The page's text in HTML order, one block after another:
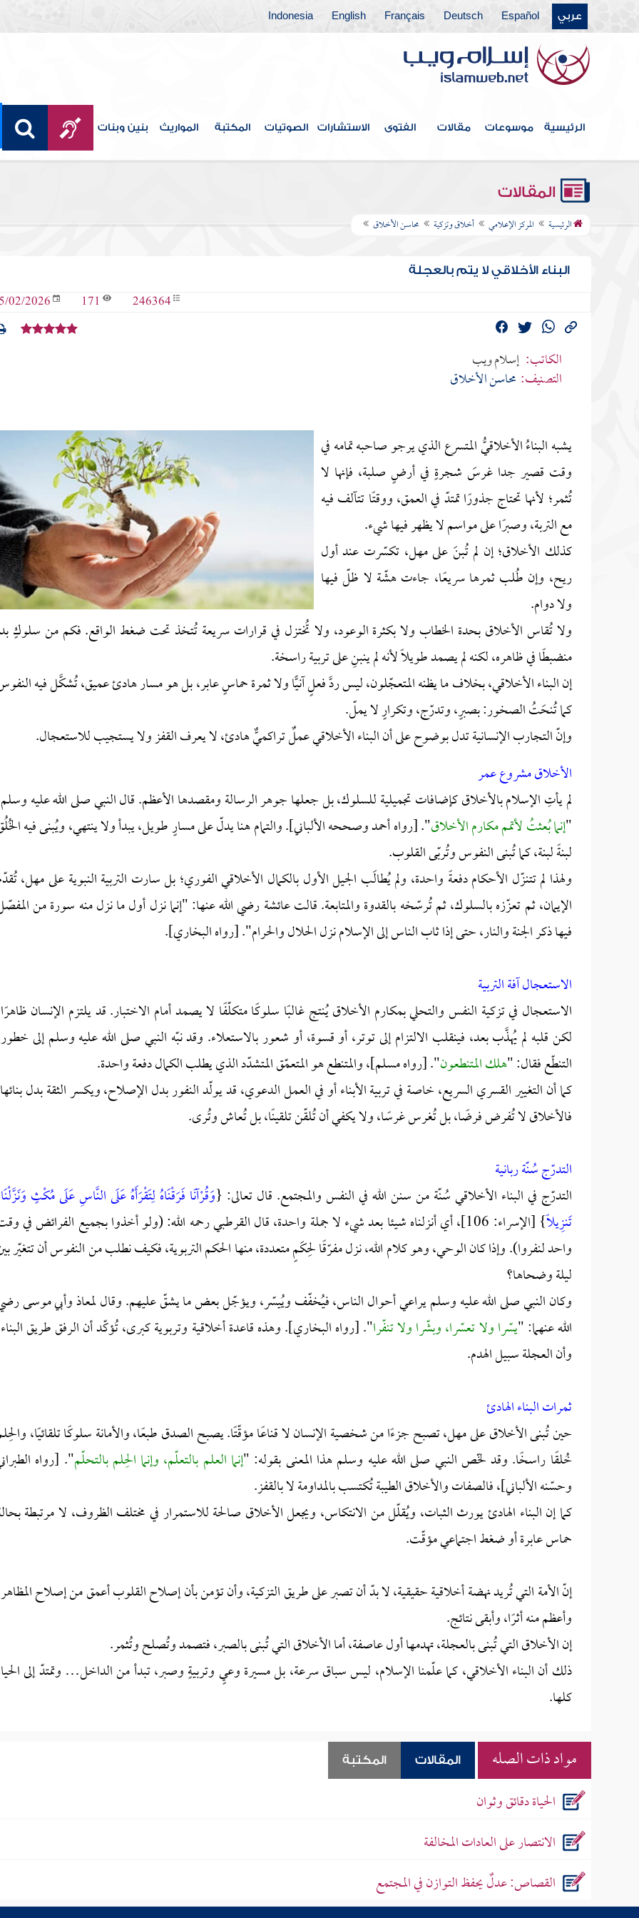
عربي Español
Deutsch
Français
English
Indonesia
الرئيسية موسوعات مقالات الفتوى الاستشارات الصوتيات المكتبة المواريث بنين وبنات
المقالات
الرئيسية المركز الإعلامي أخلاق وتزكية محاسن الأخلاق
البناء الأخلاقي لا يتم بالعجلة
246364
171
02/2026
الكاتب: إسلام ويب
التصنيف:محاسن الأخلاق
يشبه البناءُ الأخلاقيُّ المتسرع الذي يرجو صاحبه تمامه في
وقت قصير جدا غرسَ شجرةٍ في أرضٍ صلبة، فإنها لا
تُثمر؛ لأنها تحتاج جذورًا تمتدّ في العمق، ووقتًا تتآلف فيه
مع التربة، وصبرًا على مواسم لا يظهر فيها شيء.
كذلك الأخلاق؛ إن لم تُبنَ على مهل، تكسّرت عند أول
ريح، وإن طُلب ثمرها سريعًا، جاءت هشّة لا ظلّ فيها
ولا دوام.
ولا تُقاس الأخلاق بحدة الخطاب ولا بكثرة الوعود، ولا تُختزل في قرارات سريعة تُتخذ تحت ضغط الواقع. فكم من سلوكٍ
منضبطًا في ظاهره، لكنه لم يصمد طويلًا لأنه لم ينبنِ على تربية راسخة.
إن البناء الأخلاقي، بخلاف ما يظنه المتعجّلون، ليس ردَّ فعلٍ آنيًّا ولا ثمرة حماسٍ عابر، بل هو مسار هادئ عميق، تُشكَّل فيه
كما تُنحَتُ الصخور: بصبرٍ، وتدرّج، وتكرارٍ لا يملّ.
وإنّ التجارب الإنسانية تدل بوضوح على أن البناء الأخلاقي عملٌ تراكميٌّ هادئ، لا يعرف القفز ولا يستجيب للاستعجال.
الأخلاق مشروع عمر
لم يأتِ الإسلام بالأخلاق كإضافات تجميلية للسلوك، بل جعلها جوهر الرسالة ومقصدها الأعظم. قال النبي صلى الله عليه
"إنما بُعثتُ لأتمم مكارم الأخلاق". [رواه أحمد وصححه الألباني]. والتمام هنا يدلّ على مسارٍ طويل، يبدأ ولا ينتهي، ويُبنى فيه
لبنةً لبنة، كما تُبنى النفوس وتُربّى القلوب.
ولهذا لم تتنزّل الأحكام دفعةً واحدة، ولم يُطالَب الجيل الأول بالكمال الأخلاقي الفوري؛ بل سارت التربية النبوية على مهل،
الإيمان، ثم تعزّزه بالسلوك، ثم تُرسّخه بالقدوة والمتابعة. قالت عائشة رضي الله عنها: "إنما نزل أول ما نزل منه سورة من
فيها ذكر الجنة والنار، حتى إذا ثاب الناس إلى الإسلام نزل الحلال والحرام". [رواه البخاري].
الاستعجال آفة التربية
الاستعجال في تزكية النفس والتحلي بمكارم الأخلاق يُنتج غالبًا سلوكًا متكلّفًا لا يصمد أمام الاختبار. قد يلتزم الإنسان
لكن قلبه لم يُهذَّب بعد، فينقلب الالتزام إلى توتر، أو قسوة، أو شعور بالاستعلاء. وقد نبّه النبي صلى الله عليه وسلم إلى
التنطّع فقال: "هلك المتنطعون". [رواه مسلم]، والمتنطع هو المتعمّق المتشدّد الذي يطلب الكمال دفعة واحدة.
كما أن التغيير القسري السريع، خاصة في تربية الأبناء أو في العمل الدعوي، قد يولّد النفور بدل الإصلاح، ويكسر الثقة بدل
فالأخلاق لا تُفرض فرضًا، بل تُغرس غرسًا، ولا يكفي أن تُلقّن تلقينًا، بل تُعاش وتُرى.
التدرّج سُنّة ربانية
التدرّج في البناء الأخلاقي سُنّة من سنن الله في النفس والمجتمع. قال تعالى: {وَقُرْآنًا فَرَقْنَاهُ لِتَقْرَأَهُ عَلَى النَّاسِ عَلَى مُكْثٍ
تَنزِيلًا
} [الإسراء: 106]، أي أنزلناه شيئا بعد شيء لا جملة واحدة، قال القرطبي رحمه الله: (ولو أخذوا بجميع الفرائض في
واحد لنفروا). وإذا كان الوحي، وهو كلام الله، نزل مفرّقًا لحِكَمٍ متعددة، منها الحكم التربوية، فكيف نطلب من النفوس أن تتغيّر
ليلة وضحاها؟
وكان النبي صلى الله عليه وسلم يراعي أحوال الناس، فيُخفّف ويُيسّر، ويؤجّل بعض ما يشقّ عليهم. وقال لمعاذ وأبي موسى
الله عنهما: "يسّرا ولا تعسّرا، وبشّرا ولا تنفّرا". [رواه البخاري]. وهذه قاعدة أخلاقية وتربوية كبرى، تُؤكّد أن الرفق طريق
وأن العجلة سبيل الهدم.
ثمرات البناء الهادئ
حين تُبنى الأخلاق على مهل، تصبح جزءًا من شخصية الإنسان لا قناعًا مؤقّتًا. يصبح الصدق طبعًا، والأمانة سلوكًا تلقائيًا،
خُلقًا راسخًا. وقد لخّص النبي صلى الله عليه وسلم هذا المعنى بقوله: "إنما العلم بالتعلّم، وإنما الحِلم بالتحلّم". [رواه
وحسّنه الألباني]، فالصفات والأخلاق الطيبة تُكتسب بالمداومة لا بالقفز.
كما إن البناء الهادئ يورث الثبات، ويُقلّل من الانتكاس، ويجعل الأخلاق صالحة للاستمرار في مختلف الظروف، لا مرتبطة
حماس عابرة أو ضغط اجتماعي مؤقّت.
إنّ الأمة التي تُريد نهضة أخلاقية حقيقية، لا بدّ أن تصبر على طريق التزكية، وأن تؤمن بأن إصلاح القلوب أعمق من إصلاح
وأعظم منه أثرًا، وأبقى نتائج.
إن الأخلاق التي تُبنى بالعجلة، تهدمها أول عاصفة، أما الأخلاق التي تُبنى بالصبر، فتصمد وتُصلح وتُثمر.
ذلك أن البناء الأخلاقي، كما علّمنا الإسلام، ليس سباق سرعة، بل مسيرة وعيٍ وتربيةٍ وصبر، تبدأ من الداخل… وتمتدّ إلى
كلها.
مواد ذات الصله المقالات المكتبة
الحياة دقائق وثوان
الانتصار على العادات المخالفة
القصاص: عدلٌ يحفظ التوازن في المجتمع